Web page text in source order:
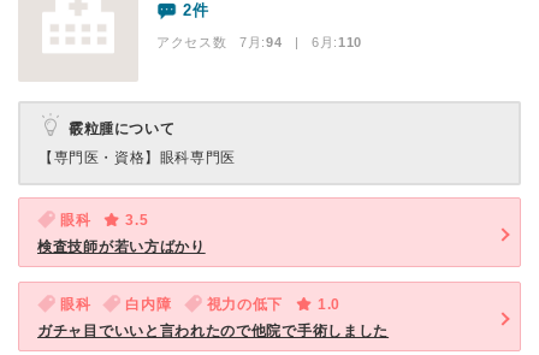
2件
アクセス数 7月:94 | 6月:110
霰粒腫について
【専門医・資格】 眼科専門医
眼科
3.5
検査技師が若い方ばかり
眼科 白内障 視力の低下
1.0
ガチャ目でいいと言われたので他院で手術しました